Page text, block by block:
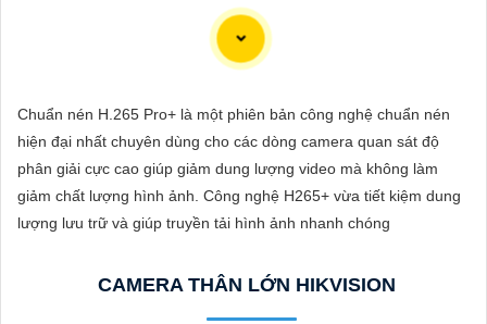
VẤN
DỊCH
VỤ
xa qua máy tính hoặc điện thoại mọi lúc.
nhà một cách hiệu quả.
Công nghệ mới nhất được áp dụng vào đầu ghi camera này giúp
Chuẩn nén H.265 Pro+ là một phiên bản công nghệ chuẩn nén
hiện đại nhất chuyên dùng cho các dòng camera quan sát độ
phân giải cực cao giúp giảm dung lượng video mà không làm
giảm chất lượng hình ảnh. Công nghệ H265+ vừa tiết kiệm dung
lượng lưu trữ và giúp truyền tải hình ảnh nhanh chóng
CAMERA THÂN LỚN HIKVISION